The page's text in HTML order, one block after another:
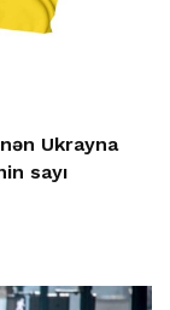
Ukrayna
sayı